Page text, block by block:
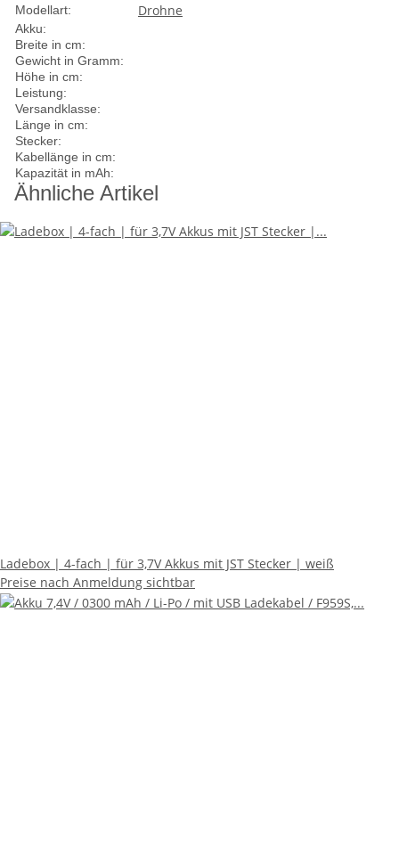
Modellart: Drohne
Akku:
Breite in cm:
Gewicht in Gramm:
Höhe in cm:
Leistung:
Versandklasse:
Länge in cm:
Stecker:
Kabellänge in cm:
Kapazität in mAh:
Ähnliche Artikel
Ladebox | 4-fach | für 3,7V Akkus mit JST Stecker | weiß
Preise nach Anmeldung sichtbar